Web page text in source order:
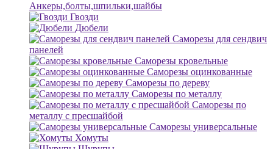
Анкеры,болты,шпильки,шайбы
Гвозди
Дюбели
Саморезы для сендвич
панелей
Саморезы кровельные
Саморезы оцинкованные
Саморезы по дереву
Саморезы по металлу
Саморезы по
металлу с пресшайбой
Саморезы универсальные
Хомуты